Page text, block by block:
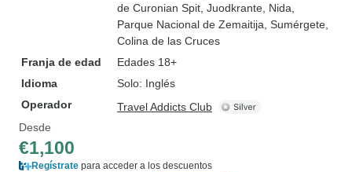
de Curonian Spit , Juodkrante , Nida
Parque Nacional de Zemaitija , Sumérgete
Colina de las Cruces
Franja de edad
Edades 18+
Idioma
Solo: Inglés
Operador
Travel Addicts Club
Desde
€1,100
Regístrate para acceder a los descuentos